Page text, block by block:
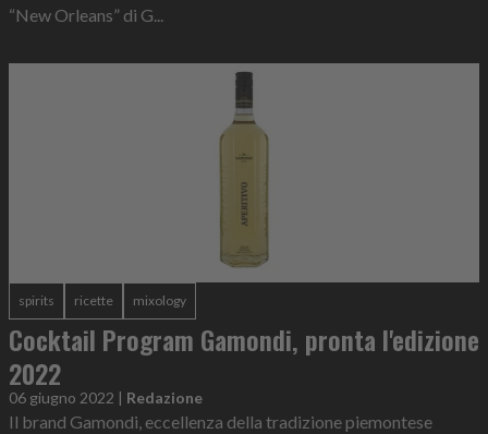
“New Orleans” di G...
spirits ricette mixology
Cocktail Program Gamondi, pronta l'edizione
2022
06 giugno 2022 | Redazione
Il brand Gamondi, eccellenza della tradizione piemontese